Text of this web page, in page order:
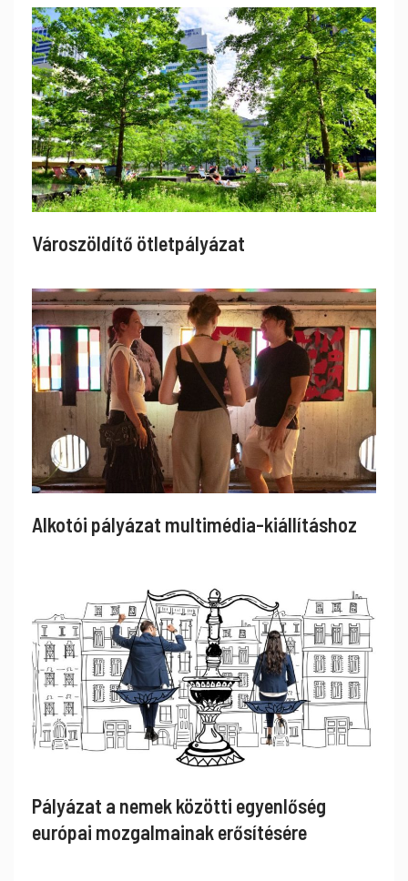
Városzöldítő ötletpályázat
Alkotói pályázat multimédia-kiállításhoz
Pályázat a nemek közötti egyenlőség
európai mozgalmainak erősítésére